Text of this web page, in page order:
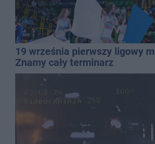
19 września pierwszy ligowy
Znamy cały terminarz